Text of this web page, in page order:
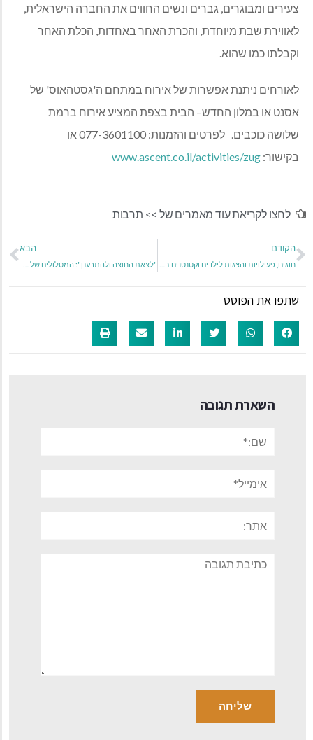
צעירים ומבוגרים, גברים ונשים החווים את החברה הישראלית,
לאווירת שבת מיוחדת, והכרת האחר באחדות, הכלת האחר
וקבלתו כמו שהוא.
לאורחים ניתנת אפשרות של אירוח במתחם ה'גסטהאוס' של
אסנט או במלון החדש– הבית בצפת המציע אירוח ברמת
שלושה כוכבים. לפרטים והזמנות: 077-3601100
או
בקישור:
www.ascent.co.il/activities/zug
לחצו לקריאת עוד מאמרים של >> תרבות
הקודם הבא
שתפו את הפוסט
השארת תגובה
תגובה